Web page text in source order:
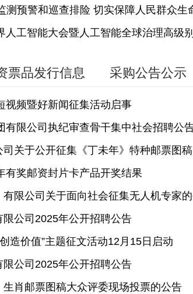
测预警和巡查排险 切实保障人民群众
人工智能大会暨人工智能全球治理高级
票品发行信息 采购公告公示
视频暨好新闻征集活动启事
有限公司执纪审查骨干集中社会招聘公
关于公开征集《丁未年》特种邮票图
有奖邮资封片卡产品开奖结果
限公司关于面向社会征集无人机专家
限公司2025年公开招聘公告
造价值”主题征文活动12月15日启动
公司2025年公开招聘公告
肖邮票图稿大众评委现场投票的公告